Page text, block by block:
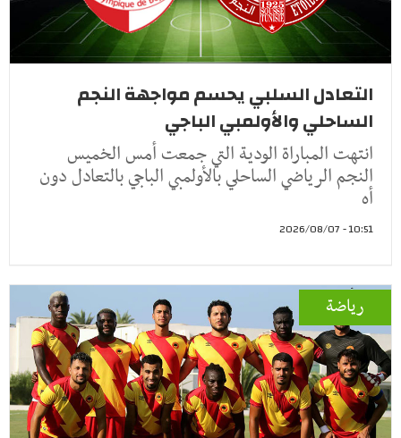
التعادل السلبي يحسم مواجهة النجم
الساحلي والأولمبي الباجي
انتهت المباراة الودية التي جمعت أمس الخميس
النجم الرياضي الساحلي بالأولمبي الباجي بالتعادل دون
أه
10:51 - 2026/08/07
رياضة